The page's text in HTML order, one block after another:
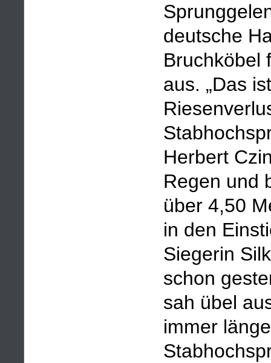
deutsche
Bruchköbel
aus. „Das
Herbert
Regen und
über 4,50
in den
Siegerin
schon
sah übel
immer